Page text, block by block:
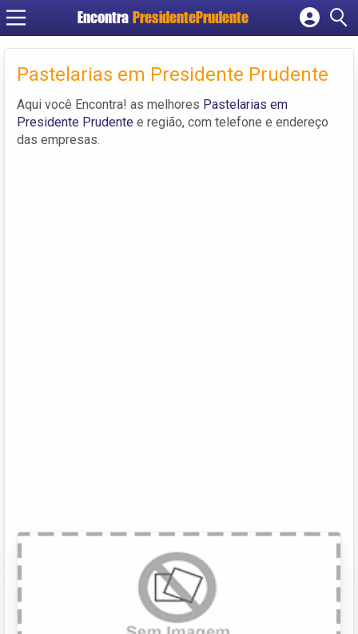
Encontra PresidentePrudente
Cadastrar empresa
Criar conta
Pastelarias em Presidente Prudente
Aqui você Encontra! as melhores Pastelarias em
Presidente Prudente e região, com telefone e endereço
das empresas.